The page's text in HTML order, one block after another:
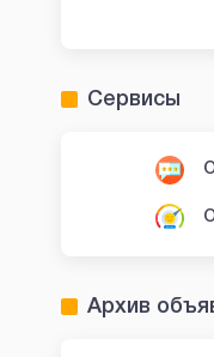
Сервисы
Архив